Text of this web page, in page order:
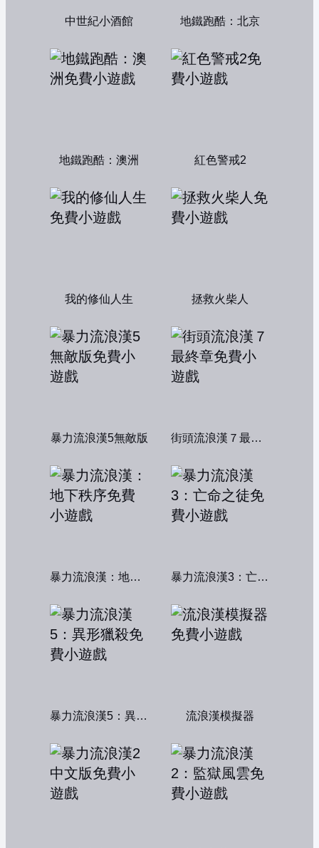
中世紀小酒館 地鐵跑酷：北京
地鐵跑酷：澳洲 紅色警戒2
我的修仙人生 拯救火柴人
暴力流浪漢5無敵版 街頭流浪漢７最終章
暴力流浪漢：地下秩序 暴力流浪漢3：亡命之徒
暴力流浪漢5：異形獵殺 流浪漢模擬器